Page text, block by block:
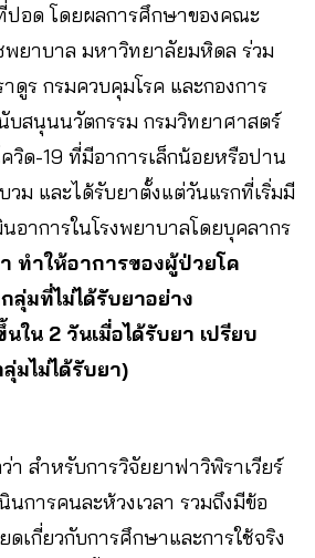
ปอด โดยผลการศึกษาของคณะ
ยาบาล มหาวิทยาลัยมหิดล ร่วม
ดูร กรมควบคุมโรค และกองการ
บสนุนนวัตกรรม กรมวิทยาศาสตร์
วิด-19 ที่มีอาการเล็กน้อยหรือปาน
วม และได้รับยาตั้งแต่วันแรกที่เริ่มมี
อาการในโรงพยาบาลโดยบุคลากร
ทำให้อาการของผู้ป่วยโค
ลุ่มที่ไม่ได้รับยาอย่าง
ใน 2 วันเมื่อได้รับยา เปรียบ
มไม่ได้รับยา)
า สำหรับการวิจัยยาฟาวิพิราเวียร์
นการคนละห้วงเวลา รวมถึงมีข้อ
ดเกี่ยวกับการศึกษาและการใช้จริง